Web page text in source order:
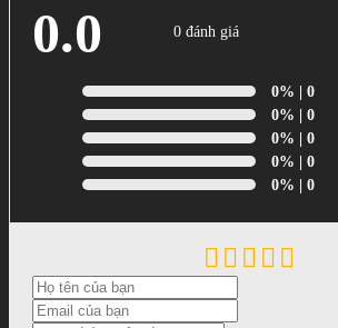
0.0 0 đánh giá
0% | 0
0% | 0
0% | 0
0% | 0
0% | 0